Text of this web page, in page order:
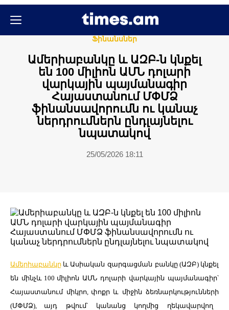
Ֆինանսներ
Ամերիաբանկը և ԱԶԲ-ն կնքել
են 100 միլիոն ԱՄՆ դոլարի
վարկային պայմանագիր
Հայաստանում ՄՓՄՁ
ֆինանսավորումն ու կանաչ
ներդրումներն ընդլայնելու
նպատակով
25/05/2026 18:11
Ամերիաբանկը և Ասիական զարգացման բանկը (ԱԶԲ) կնքել
են մինչև 100 միլիոն ԱՄՆ դոլարի վարկային պայմանագիր՝
Հայաստանում միկրո, փոքր և միջին ձեռնարկությունների
(ՄՓՄՁ), այդ թվում՝ կանանց կողմից
ղեկավարվող